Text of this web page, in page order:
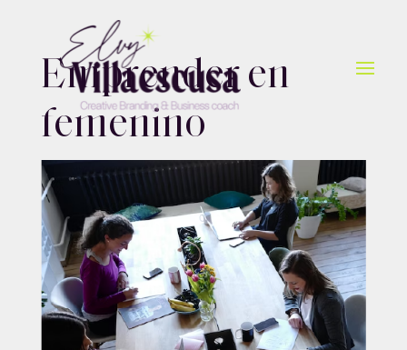
Emprender en
femenino